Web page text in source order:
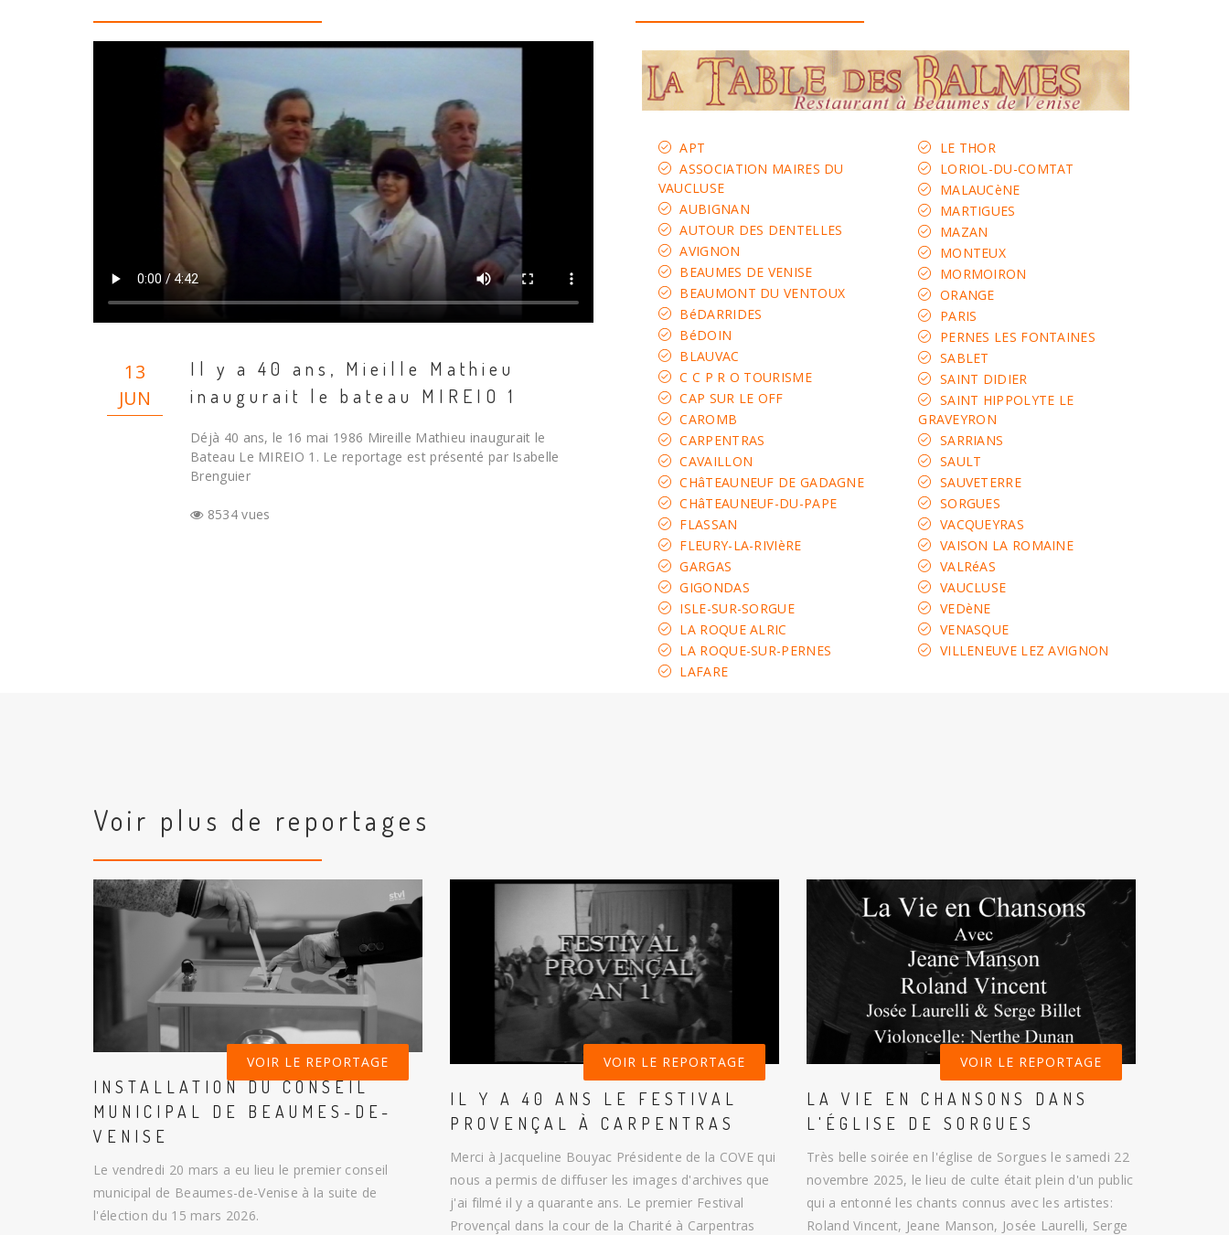
13
JUN
Il y a 40 ans, Mieille Mathieu
inaugurait le bateau MIREIO 1
Déjà 40 ans, le 16 mai 1986 Mireille Mathieu inaugurait le
Bateau Le MIREIO 1. Le reportage est présenté par Isabelle
Brenguier
8534 vues
APT
ASSOCIATION MAIRES DU
VAUCLUSE
AUBIGNAN
AUTOUR DES DENTELLES
AVIGNON
BEAUMES DE VENISE
BEAUMONT DU VENTOUX
BéDARRIDES
BéDOIN
BLAUVAC
C C P R O TOURISME
CAP SUR LE OFF
CAROMB
CARPENTRAS
CAVAILLON
CHâTEAUNEUF DE GADAGNE
CHâTEAUNEUF-DU-PAPE
FLASSAN
FLEURY-LA-RIVIèRE
GARGAS
GIGONDAS
ISLE-SUR-SORGUE
LA ROQUE ALRIC
LA ROQUE-SUR-PERNES
LAFARE
LE THOR
LORIOL-DU-COMTAT
MALAUCèNE
MARTIGUES
MAZAN
MONTEUX
MORMOIRON
ORANGE
PARIS
PERNES LES FONTAINES
SABLET
SAINT DIDIER
SAINT HIPPOLYTE LE
GRAVEYRON
SARRIANS
SAULT
SAUVETERRE
SORGUES
VACQUEYRAS
VAISON LA ROMAINE
VALRéAS
VAUCLUSE
VEDèNE
VENASQUE
VILLENEUVE LEZ AVIGNON
Voir plus de reportages
INSTALLATION DU CONSEIL
MUNICIPAL DE BEAUMES-DE-
VENISE
Le vendredi 20 mars a eu lieu le premier conseil
municipal de Beaumes-de-Venise à la suite de
l'élection du 15 mars 2026.
VOIR LE REPORTAGE
IL Y A 40 ANS LE FESTIVAL
PROVENÇAL À CARPENTRAS
Merci à Jacqueline Bouyac Présidente de la COVE qui
nous a permis de diffuser les images d'archives que
j'ai filmé il y a quarante ans. Le premier Festival
Provençal dans la cour de la Charité à Carpentras
VOIR LE REPORTAGE
LA VIE EN CHANSONS DANS
L'ÉGLISE DE SORGUES
Très belle soirée en l'église de Sorgues le samedi 22
novembre 2025, le lieu de culte était plein d'un public
qui a entonné les chants connus avec les artistes:
Roland Vincent, Jeane Manson, Josée Laurelli, Serge
VOIR LE REPORTAGE